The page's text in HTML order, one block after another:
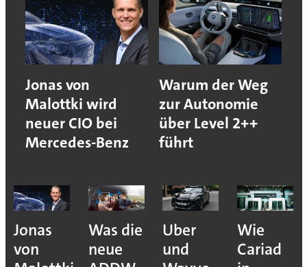
Jonas von
Malottki wird
neuer CIO bei
Mercedes-Benz
Warum der Weg
zur Autonomie
über Level 2++
führt
Jonas
von
Was die
neue
Uber
und
Wie
Cariad